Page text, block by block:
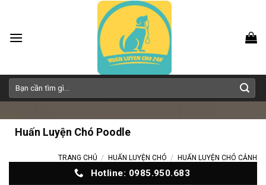
content
kiếm:
Huấn Luyện Chó Poodle
TRANG CHỦ / HUẤN LUYỆN CHÓ / HUẤN LUYỆN CHÓ CẢNH
Hotline: 0985.950.683